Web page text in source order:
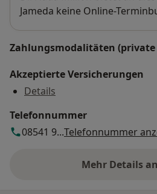
Jameda keine Online-
Zahlungsmodalitäten (private
Akzeptierte Versicherungen
Details
Telefonnummer
08541 9...Telefonnummer
Mehr Detailsüber